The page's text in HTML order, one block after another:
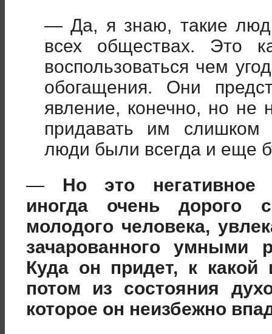
— Да, я знаю, такие
всех обществах. Это
воспользоваться чем
обогащения. Они
явление, конечно, но не
придавать им слишком
люди были всегда и еще
— Но это негативное
иногда очень дорого
молодого человека,
зачарованного умными
Куда он придет, к какой
потом из состояния
которое он неизбежно